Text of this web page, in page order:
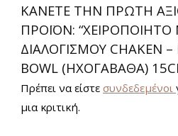
ΚΆΝΕΤΕ ΤΗΝ ΠΡΏΤΗ
ΠΡΟΪΌΝ:
ΔΙΑΛΟΓΙΣΜΟΎ CHAKEN –
BOWL (ΗΧΟΓΑΒΆΘΑ)
Πρέπει να είστε συνδεδεμένοι
μια κριτική.